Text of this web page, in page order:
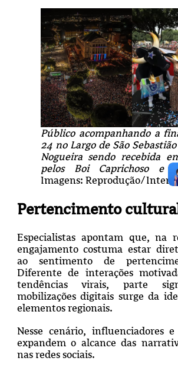
Público acompanhando a
24 no Largo de São
Nogueira sendo recebida
pelos Boi Caprichoso e
Imagens: Reprodução/
Pertencimento
Especialistas apontam que, na
engajamento costuma estar
ao sentimento de
Diferente de interações
tendências virais, parte
mobilizações digitais surge da
elementos regionais.
Nesse cenário, influenciadores
expandem o alcance das
nas redes sociais.